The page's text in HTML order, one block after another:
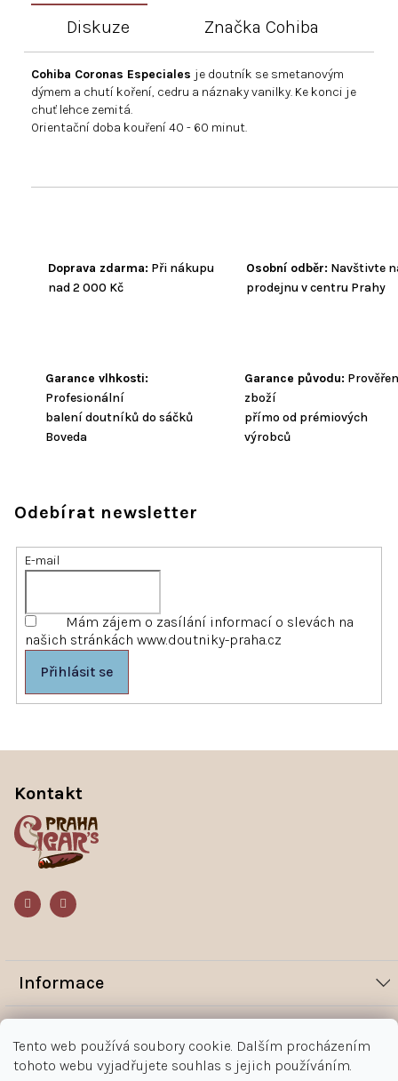
Tento web používá soubory cookie. Dalším procházením
tohoto webu vyjadřujete souhlas s jejich používáním.
Doprava zdarma: Při nákupu
nad 2 000 Kč
Osobní odběr: Navštivte
prodejnu v centru Prahy
Garance vlhkosti:
Profesionální
balení doutníků do sáčků
Boveda
Garance původu:
zboží
přímo od prémiových
výrobců
Diskuze Značka Cohiba
Cohiba Coronas Especiales je doutník se smetanovým
dýmem a chutí koření, cedru a náznaky vanilky. Ke konci je
chuť lehce zemitá.
Orientační doba kouření 40 - 60 minut.
Odebírat newsletter
E-mail
Mám zájem o zasílání informací o slevách na
našich stránkách www.doutniky-praha.cz
Přihlásit se
Informace
Novinky
Magazín
Jak nakupovat
Kontakt
Kontakt